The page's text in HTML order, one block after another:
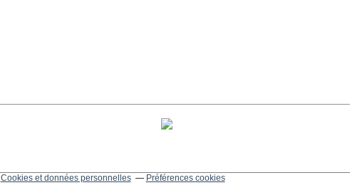
Cookies et données personnelles Préférences cookies